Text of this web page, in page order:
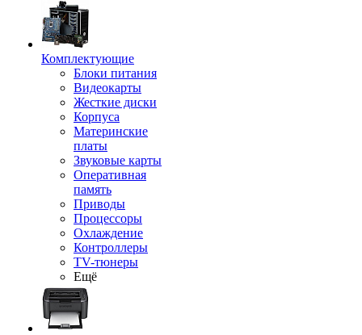
Комплектующие
Блоки питания
Видеокарты
Жесткие диски
Корпуса
Материнские
платы
Звуковые карты
Оперативная
память
Приводы
Процессоры
Охлаждение
Контроллеры
TV-тюнеры
Ещё